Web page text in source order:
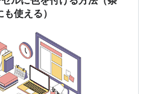
使える）